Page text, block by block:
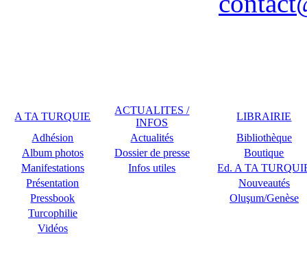
A TA TURQUIE
ACTUALITES /
INFOS
LIBRAIRIE
Adhésion
Actualités
Bibliothèque
Album photos
Dossier de presse
Boutique
Manifestations
Infos utiles
Ed. A TA
Présentation
Nouveautés
Pressbook
Oluşum/Genèse
Turcophilie
Vidéos